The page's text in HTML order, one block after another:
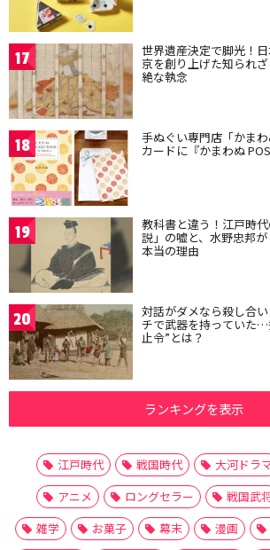
17 世界遺産決定で脚光！
京を創り上げた知られ
絶な執念
18 手ぬぐい専門店「かま
カードに『かまわぬ
19 教科書と違う！江戸時
説」の嘘と、水野忠邦
本当の理由
20 対話がダメなら殺し合
チで武器を持っていた
止令”とは？
ランキングを表示
江戸時代 戦国時代 大河ドラ
アニメ
ロングセラー 戦国武
雑学
お菓子 幕末 漫画